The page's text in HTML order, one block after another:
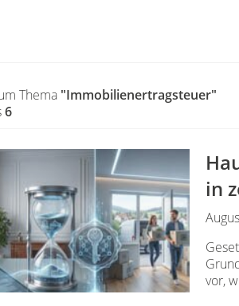
Thema "Immobilienertragsteuer"
6
in
vor,